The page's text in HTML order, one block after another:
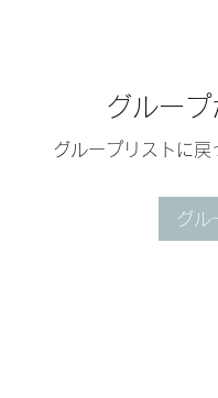
グルー
グループリストに
グル